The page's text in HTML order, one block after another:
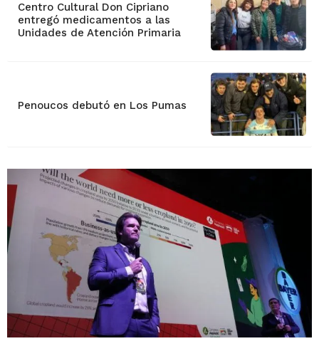
Centro Cultural Don Cipriano
entregó medicamentos a las
Unidades de Atención Primaria
Penoucos debutó en Los Pumas